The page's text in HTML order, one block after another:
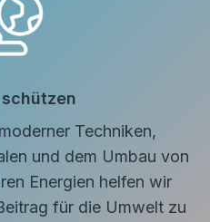
Techniken,
und dem Umbau von
Energien helfen wir
für die Umwelt zu